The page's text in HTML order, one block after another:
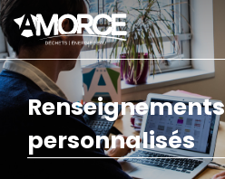
Renseignements
personnalisés